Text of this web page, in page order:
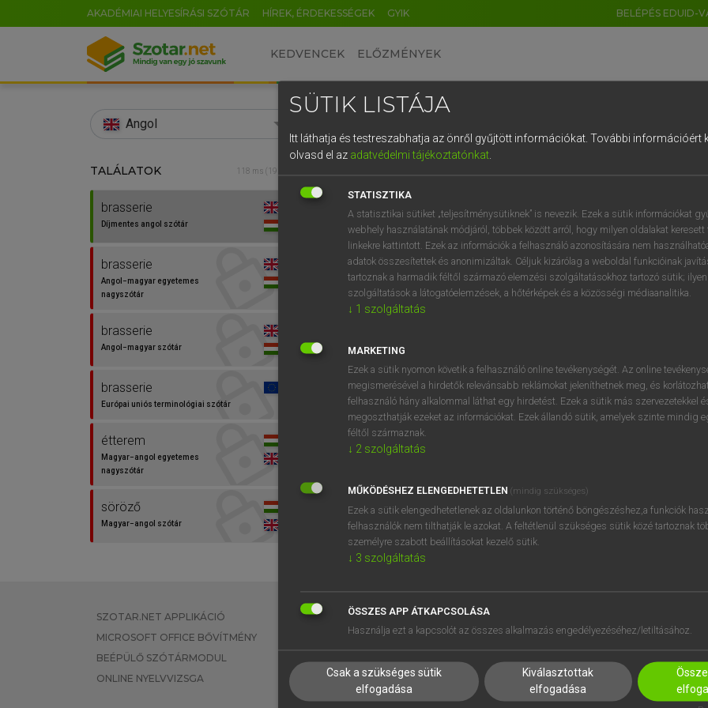
AKADÉMIAI HELYESÍRÁSI SZÓTÁR HÍREK, ÉRDEKESSÉGEK GYIK BELÉPÉS EDUID-
KEDVENCEK ELŐZMÉNYEK
Angol
TALÁLATOK 118 ms (19 db)
brasserie
Díjmentes angol szótár
brasserie
Angol−magyar egyetemes
nagyszótár
brasserie
Angol−magyar szótár
brasserie
Európai uniós terminológiai szótár
étterem
Magyar−angol egyetemes
nagyszótár
söröző
Magyar−angol szótár
vendéglő
nagyszótár
Díjmentes angol szótár
brasserie fn söröző (hely)
⚲ brasseriekeresése szótárainkban
SZOTAR.NET APPLIKÁCIÓ
MICROSOFT OFFICE BŐVÍTMÉNY
BEÉPÜLŐ SZÓTÁRMODUL
ONLINE NYELVVIZSGA
EGYÉNI FELHASZNÁLÓKNAK
TANULÓKNAK
VÁLLALATI MEGOLDÁSOK
SÚGÓ
RÓLUNK
SÜTI BEÁLLÍTÁSOK
SÜTIK LISTÁJA
Itt láthatja és testreszabhatja az önről gyűjtött információkat. További információért
olvasd el az adatvédelmi tájékoztatónkat.
STATISZTIKA
A statisztikai sütiket „teljesítménysütiknek” is nevezik. Ezek a sütik információkat
webhely használatának módjáról, többek között arról, hogy milyen oldalakat keresett
linkekre kattintott. Ezek az információk a felhasználó azonosítására nem
adatok összesítettek és anonimizáltak. Céljuk kizárólag a weboldal funkcióinak
tartoznak a harmadik féltől származó elemzési szolgáltatásokhoz tartozó sütik;
szolgáltatások a látogatóelemzések, a hőtérképek és a közösségi médiaanalitika.
↓ 1 szolgáltatás
MARKETING
Ezek a sütik nyomon követik a felhasználó online tevékenységét. Az online
megismerésével a hirdetők relevánsabb reklámokat jeleníthetnek meg, és
felhasználó hány alkalommal láthat egy hirdetést. Ezek a sütik más szervezetekkel
megoszthatják ezeket az információkat. Ezek állandó sütik, amelyek szinte mindig
féltől származnak.
↓ 2 szolgáltatás
MŰKÖDÉSHEZ ELENGEDHETETLEN (mindig szükséges)
Ezek a sütik elengedhetetlenek az oldalunkon történő böngészéshez,a funkciók
felhasználók nem tilthatják le azokat. A feltétlenül szükséges sütik közé tartoznak
személyre szabott beállításokat kezelő sütik.
↓ 3 szolgáltatás
ÖSSZES APP ÁTKAPCSOLÁSA
Használja ezt a kapcsolót az összes alkalmazás engedélyezéséhez/letiltásához.
Csak a szükséges sütik
elfogadása
Kiválasztottak
elfogadása
EN HU DE CN FR ES IT NL
0 1 2 3 4 5 6 7 8 9
q w e r t z u i
a s d f g h j k l é
í y x c v b n m , .